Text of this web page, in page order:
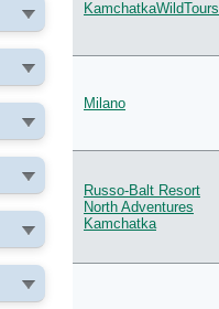
KamchatkaWildTours
Milano
Russo-Balt Resort
North Adventures
Kamchatka